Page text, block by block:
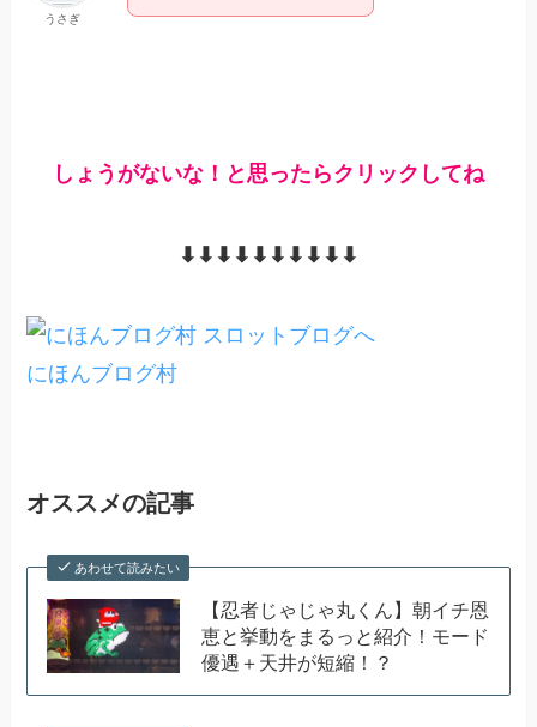
うさぎ
しょうがないな！と思ったらクリックしてね
⬇︎⬇︎⬇︎⬇︎⬇︎⬇︎⬇︎⬇︎⬇︎⬇︎
にほんブログ村
オススメの記事
あわせて読みたい
【忍者じゃじゃ丸くん】朝イチ恩
恵と挙動をまるっと紹介！モード
優遇＋天井が短縮！？